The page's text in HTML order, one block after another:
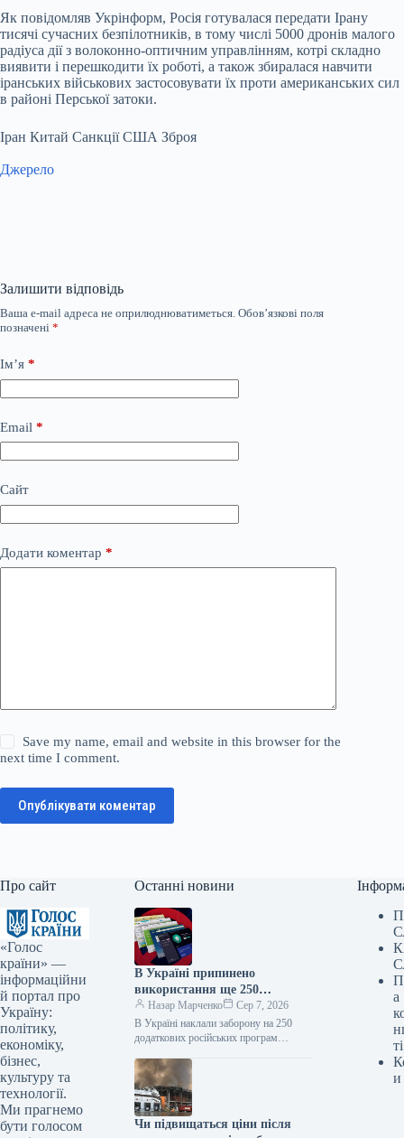
Як повідомляв Укрінформ, Росія готувалася передати Ірану
тисячі сучасних безпілотників, в тому числі 5000 дронів малого
радіуса дії з волоконно-оптичним управлінням, котрі складно
виявити і перешкодити їх роботі, а також збиралася навчити
іранських військових застосовувати їх проти американських сил
в районі Перської затоки.
Іран Китай Санкції США Зброя
Джерело
Залишити відповідь
Ваша e-mail адреса не оприлюднюватиметься. Обов’язкові поля
позначені *
Ім’я *
Email *
Сайт
Додати коментар *
Save my name, email and website in this browser for the
next time I comment.
Опублікувати коментар
Про сайт
«Голос
країни» —
інформаційни
й портал про
Україну:
політику,
економіку,
бізнес,
культуру та
технології.
Ми прагнемо
бути голосом
Останні новини
В Україні припинено
використання ще 250
російських програм та видів
техніки — Delo.ua
Назар Марченко
Сер 7, 2026
В Україні наклали заборону на 250
додаткових російських програм
спеціального зв’язку та захисту
інформації збільшила…
Чи підвищаться ціни після
а
ті
и